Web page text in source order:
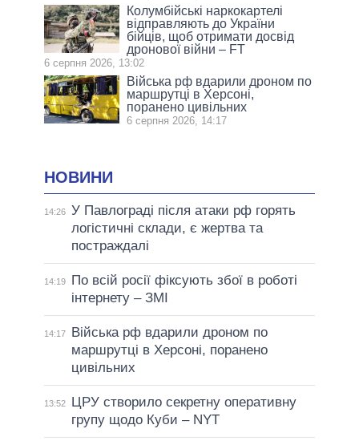
Колумбійські наркокартелі
відправляють до України
бійців, щоб отримати досвід
дронової війни – FT
6 серпня 2026, 13:02
Війська рф вдарили дроном по
маршрутці в Херсоні,
поранено цивільних
6 серпня 2026, 14:17
НОВИНИ
14:26 У Павлограді після атаки рф горять
логістичні склади, є жертва та
постраждалі
14:19
По всій росії фіксують збої в роботі
інтернету – ЗМІ
14:17
Війська рф вдарили дроном по
маршрутці в Херсоні, поранено
цивільних
13:52
ЦРУ створило секретну оперативну
групу щодо Куби – NYT